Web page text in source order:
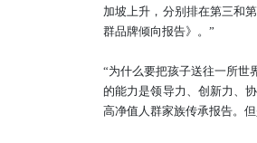
加坡上升，分别排在第三和
群品牌倾向报告》。”
“为什么要把孩子送往一所世
的能力是领导力、创新力、
高净值人群家族传承报告。